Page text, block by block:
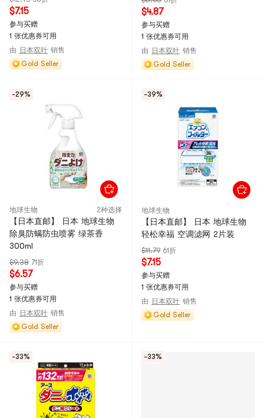
$7.15
参与买赠
1 张优惠券可用
由 日本双叶 销售
Gold Seller
$4.87
参与买赠
1 张优惠券可用
由 日本双叶 销售
Gold Seller
-29%
地球生物 2种选择
【日本直邮】 日本 地球生物
除臭防螨防虫喷雾 绿茶香
300ml
$9.38 71折
$6.57
参与买赠
1 张优惠券可用
由 日本双叶 销售
Gold Seller
-39%
地球生物
【日本直邮】 日本 地球生物
轻松幸福 空调滤网 2片装
$11.79 61折
$7.15
参与买赠
1 张优惠券可用
由 日本双叶 销售
Gold Seller
-33% -33%